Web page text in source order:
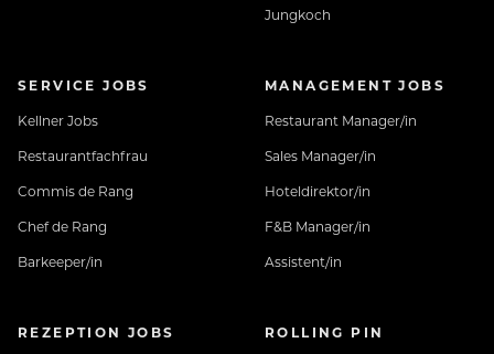
Jungkoch
SERVICE JOBS
Kellner Jobs
Restaurantfachfrau
Commis de Rang
Chef de Rang
Barkeeper/in
MANAGEMENT JOBS
Restaurant Manager/in
Sales Manager/in
Hoteldirektor/in
F&B Manager/in
Assistent/in
REZEPTION JOBS
ROLLING PIN